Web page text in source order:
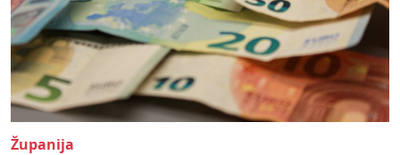
Županija